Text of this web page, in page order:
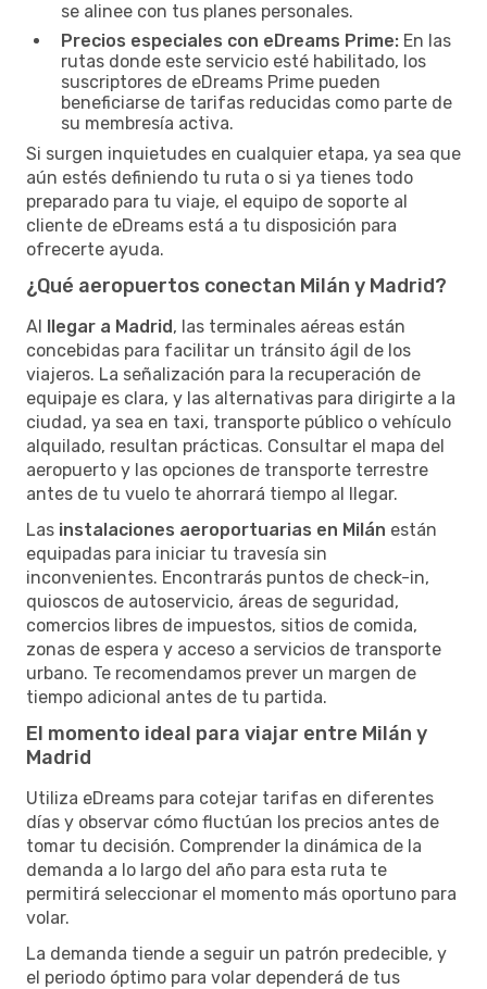
se alinee con tus planes personales.
Precios especiales con eDreams Prime: En las
rutas donde este servicio esté habilitado, los
suscriptores de eDreams Prime pueden
beneficiarse de tarifas reducidas como parte de
su membresía activa.
Si surgen inquietudes en cualquier etapa, ya sea que
aún estés definiendo tu ruta o si ya tienes todo
preparado para tu viaje, el equipo de soporte al
cliente de eDreams está a tu disposición para
ofrecerte ayuda.
¿Qué aeropuertos conectan Milán y Madrid?
Al llegar a Madrid, las terminales aéreas están
concebidas para facilitar un tránsito ágil de los
viajeros. La señalización para la recuperación de
equipaje es clara, y las alternativas para dirigirte a la
ciudad, ya sea en taxi, transporte público o vehículo
alquilado, resultan prácticas. Consultar el mapa del
aeropuerto y las opciones de transporte terrestre
antes de tu vuelo te ahorrará tiempo al llegar.
Las instalaciones aeroportuarias en Milán están
equipadas para iniciar tu travesía sin
inconvenientes. Encontrarás puntos de check-in,
quioscos de autoservicio, áreas de seguridad,
comercios libres de impuestos, sitios de comida,
zonas de espera y acceso a servicios de transporte
urbano. Te recomendamos prever un margen de
tiempo adicional antes de tu partida.
El momento ideal para viajar entre Milán y
Madrid
Utiliza eDreams para cotejar tarifas en diferentes
días y observar cómo fluctúan los precios antes de
tomar tu decisión. Comprender la dinámica de la
demanda a lo largo del año para esta ruta te
permitirá seleccionar el momento más oportuno para
volar.
La demanda tiende a seguir un patrón predecible, y
el periodo óptimo para volar dependerá de tus